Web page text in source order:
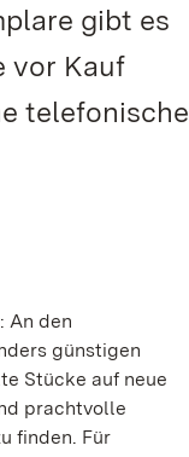
gibt es
vor Kauf
telefonische
An den
günstigen
Stücke auf neue
prachtvolle
finden. Für